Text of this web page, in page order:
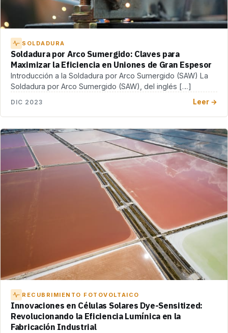
SOLDADURA
Soldadura por Arco Sumergido: Claves para
Maximizar la Eficiencia en Uniones de Gran Espesor
Introducción a la Soldadura por Arco Sumergido (SAW) La
Soldadura por Arco Sumergido (SAW), del inglés […]
DIC 2023 Leer →
RECUBRIMIENTO FOTOVOLTAICO
Innovaciones en Células Solares Dye-Sensitized:
Revolucionando la Eficiencia Lumínica en la
Fabricación Industrial